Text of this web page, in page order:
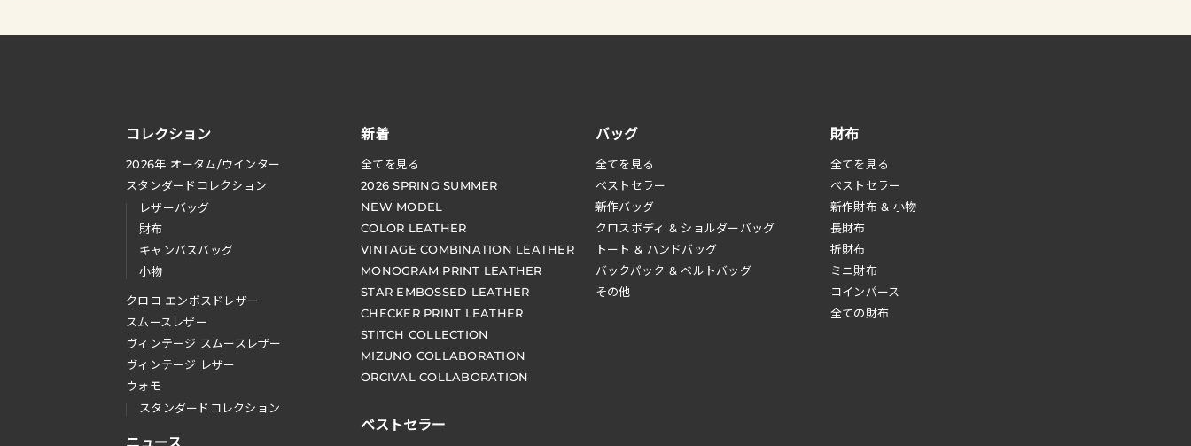
コレクション
2026年 オータム/ウインター
スタンダードコレクション
レザーバッグ
財布
キャンバスバッグ
小物
クロコ エンボスドレザー
スムースレザー
ヴィンテージ スムースレザー
ヴィンテージ レザー
ウォモ
スタンダードコレクション
ニュース
新着
全てを見る
2026 SPRING SUMMER
NEW MODEL
COLOR LEATHER
VINTAGE COMBINATION LEATHER
MONOGRAM PRINT LEATHER
STAR EMBOSSED LEATHER
CHECKER PRINT LEATHER
STITCH COLLECTION
MIZUNO COLLABORATION
ORCIVAL COLLABORATION
ベストセラー
財布
全てを見る
べストセラー
新作財布 & 小物
長財布
折財布
ミニ財布
コインパース
全ての財布
バッグ
全てを見る
ベストセラー
新作バッグ
クロスボディ & ショルダーバッグ
トート & ハンドバッグ
バックパック & ベルトバッグ
その他